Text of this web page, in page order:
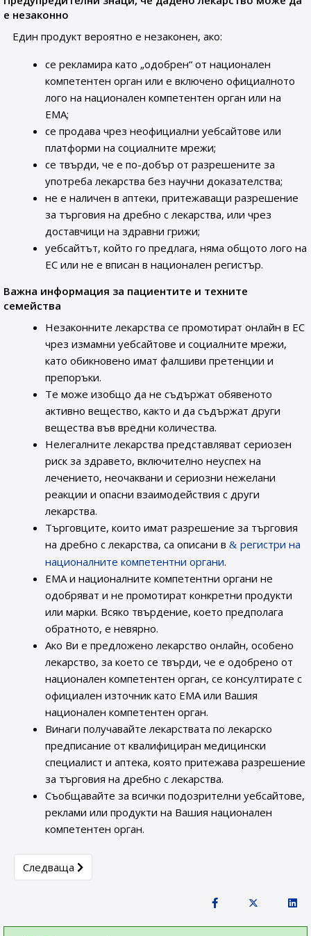
е незаконно
Един продукт вероятно е незаконен, ако:
се рекламира като „одобрен“ от национален
компетентен орган или е включено официалното
лого на национален компетентен орган или на
ЕМА;
се продава чрез неофициални уебсайтове или
платформи на социалните мрежи;
се твърди, че е по-добър от разрешените за
употреба лекарства без научни доказателства;
не е наличен в аптеки, притежаващи разрешение
за търговия на дребно с лекарства, или чрез
доставчици на здравни грижи;
уебсайтът, който го предлага, няма общото лого на
ЕС или не е вписан в национален регистър.
Важна информация за пациентите и техните
семейства
Незаконните лекарства се промотират онлайн в ЕС
чрез измамни уебсайтове и социалните мрежи,
като обикновено имат фалшиви претенции и
препоръки.
Те може изобщо да не съдържат обявеното
активно вещество, както и да съдържат други
вещества във вредни количества.
Нелегалните лекарства представляват сериозен
риск за здравето, включително неуспех на
лечението, неочаквани и сериозни нежелани
реакции и опасни взаимодействия с други
лекарства.
Търговците, които имат разрешение за търговия
на дребно с лекарства, са описани в
регистри на
националните компетентни органи.
ЕМА и националните компетентни органи не
одобряват и не промотират конкретни продукти
или марки. Всяко твърдение, което предполага
обратното, е невярно.
Ако Ви е предложено лекарство онлайн, особено
лекарство, за което се твърди, че е одобрено от
национален компетентен орган, се консултирате с
официален източник като ЕМА или Вашия
национален компетентен орган.
Винаги получавайте лекарствата по лекарско
предписание от квалифициран медицински
специалист и аптека, която притежава разрешение
за търговия на дребно с лекарства.
Съобщавайте за всички подозрителни уебсайтове,
реклами или продукти на Вашия национален
компетентен орган.
Next article: EMA предупреждава пациентите и
Следваща